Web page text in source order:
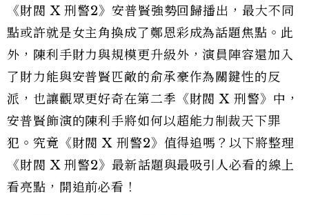
《財閥 X 刑警2》安普賢強勢回歸播出，最大不同
點或許就是女主角換成了鄭恩彩成為話題焦點。此
外，陳利手財力與規模更升級外，演員陣容還加入
了財力能與安普賢匹敵的俞承豪作為關鍵性的反
派，也讓觀眾更好奇在第二季《財閥 X 刑警》中，
安普賢飾演的陳利手將如何以超能力制裁天下罪
犯。究竟《財閥 X 刑警2》值得追嗎？以下將整理
《財閥 X 刑警2》最新話題與最吸引人必看的線上
看亮點，開追前必看！